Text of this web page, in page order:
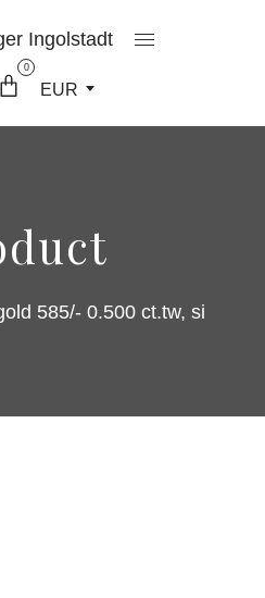
Ingolstadt
0
EUR
585/- 0.500 ct.tw, si